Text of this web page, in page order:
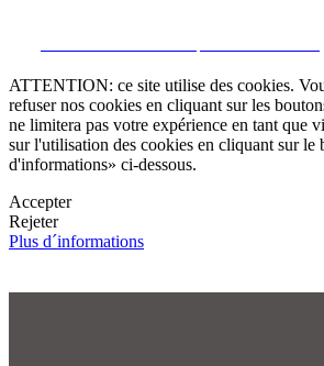
ATTENTION: ce site utilise des cookies.
refuser nos cookies en cliquant sur les
ne limitera pas votre expérience en tant que
sur l'utilisation des cookies en cliquant sur le
d'informations» ci-dessous.
Accepter
Rejeter
Plus d´informations